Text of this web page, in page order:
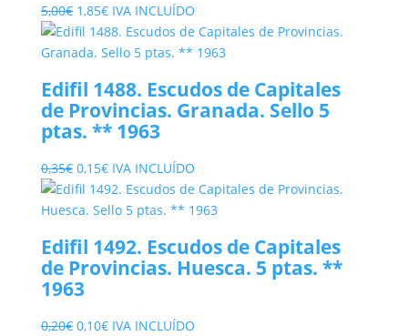
5,00€ El
precio
original
5,00€.
1,85€El
precio
actual
1,85€.
IVA INCLUÍDO
Edifil 1488. Escudos de Capitales
de Provincias. Granada. Sello 5
ptas. ** 1963
0,35€ El
precio
original
0,35€.
0,15€El
precio
actual
0,15€.
IVA INCLUÍDO
Edifil 1492. Escudos de Capitales
de Provincias. Huesca. 5 ptas. **
1963
0,20€ El
0,10€ElIVA INCLUÍDO